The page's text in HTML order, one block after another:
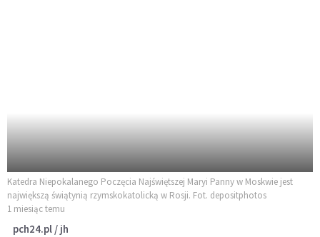
Katedra Niepokalanego Poczęcia Najświętszej Maryi Panny w Moskwie jest
największą świątynią rzymskokatolicką w Rosji. Fot. depositphotos
1 miesiąc temu
pch24.pl / jh